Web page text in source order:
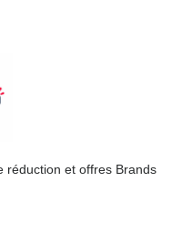
réduction et offres Brands